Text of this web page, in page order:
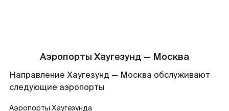
Аэропорты Хаугезунд — Москва
Направление Хаугезунд — Москва обслуживают
следующие аэропорты
Аэропорты Хаугезунда